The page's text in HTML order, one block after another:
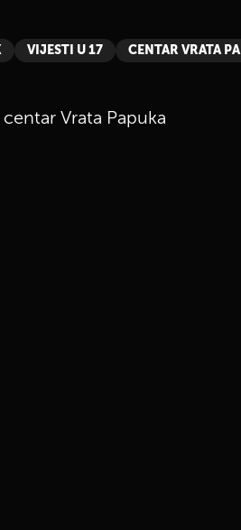
VIJESTI U 17 CENTAR VRATA
Vrata Papuka